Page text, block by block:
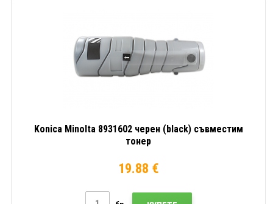
Konica Minolta 8931602 черен (black) съвместим
тонер
19.88 €